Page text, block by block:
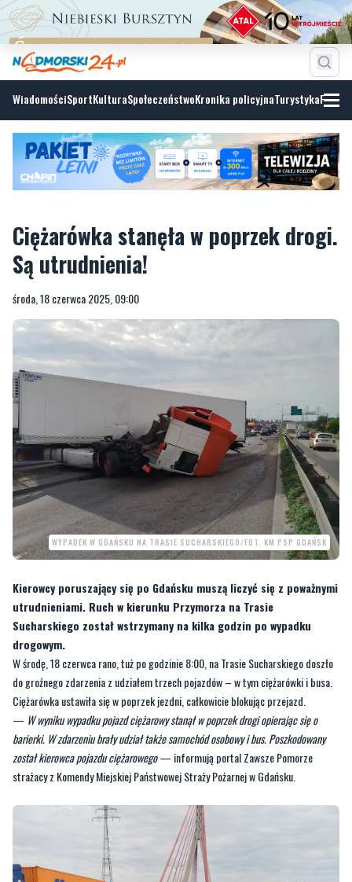
WiadomościSportKulturaSpołeczeństwoKronika policyjnaTurystyka
Ciężarówka stanęła w poprzek drogi.
Są utrudnienia!
środa, 18 czerwca 2025, 09:00
WYPADEK W GDAŃSKU NA TRASIE SUCHARSKIEGO/FOT. KM PSP GDAŃSK
Kierowcy poruszający się po Gdańsku muszą liczyć się z poważnymi
utrudnieniami. Ruch w kierunku Przymorza na Trasie
Sucharskiego został wstrzymany na kilka godzin po wypadku
drogowym.
W środę, 18 czerwca rano, tuż po godzinie 8:00, na Trasie Sucharskiego doszło
do groźnego zdarzenia z udziałem trzech pojazdów – w tym ciężarówki i busa.
Ciężarówka ustawiła się w poprzek jezdni, całkowicie blokując przejazd.
— W wyniku wypadku pojazd ciężarowy stanął w poprzek drogi opierając się o
barierki. W zdarzeniu brały udział także samochód osobowy i bus. Poszkodowany
został kierowca pojazdu ciężarowego— informują portal Zawsze Pomorze
strażacy z Komendy Miejskiej Państwowej Straży Pożarnej w Gdańsku.